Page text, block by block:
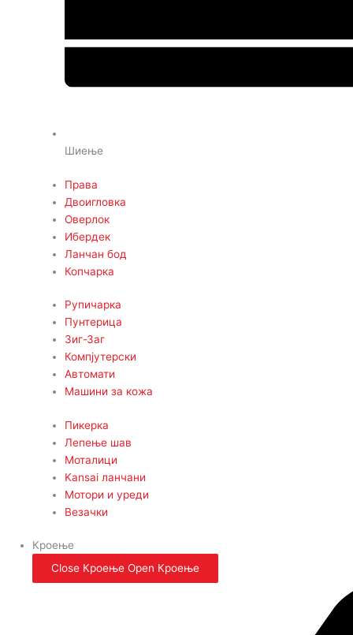
Шиење
Права
Двоигловка
Оверлок
Ибердек
Ланчан бод
Копчарка
Рупичарка
Пунтерица
Зиг-Заг
Компјутерски
Автомати
Машини за кожа
Пикерка
Лепење шав
Моталици
Kansai ланчани
Мотори и уреди
Везачки
Кроење
Close Кроење Open Кроење